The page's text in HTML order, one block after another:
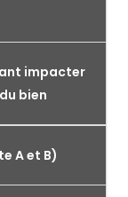
impacter
bien
A et B)